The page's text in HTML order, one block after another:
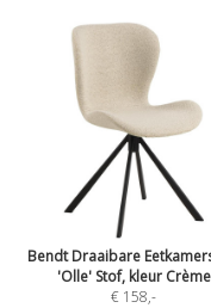
Bendt Draaibare
'Olle' Stof, kleur Crème
€ 158,-